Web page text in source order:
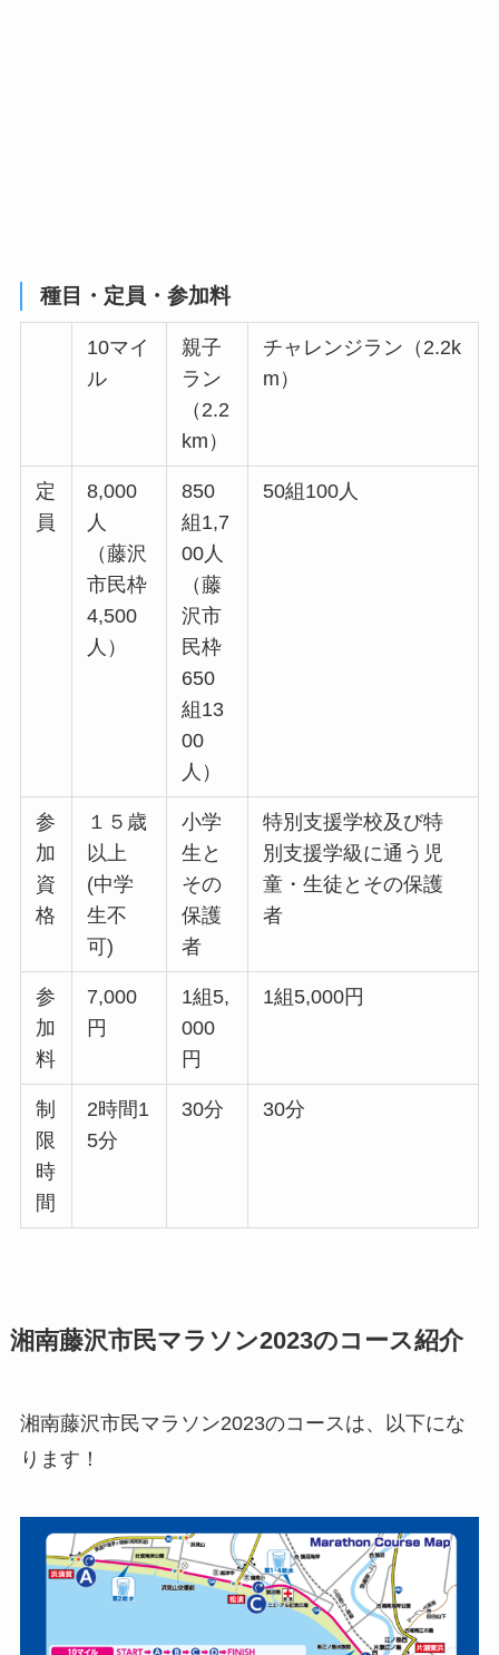
種目・定員・参加料
10マイ
ル
親子
ラン
（2.2
km）
チャレンジラン（2.2k
m）
定
員
8,000
人
（藤沢
市民枠
4,500
人）
850
組1,7
00人
（藤
沢市
民枠
650
組13
00
人）
50組100人
参
加
資
格
１５歳
以上
(中学
生不
可)
小学
生と
その
保護
者
特別支援学校及び特
別支援学級に通う児
童・生徒とその保護
者
参
加
料
7,000
円
1組5,
000
円
1組5,000円
制
限
時
間
2時間1
5分
30分 30分
湘南藤沢市民マラソン2023のコース紹介
湘南藤沢市民マラソン2023のコースは、以下にな
ります！